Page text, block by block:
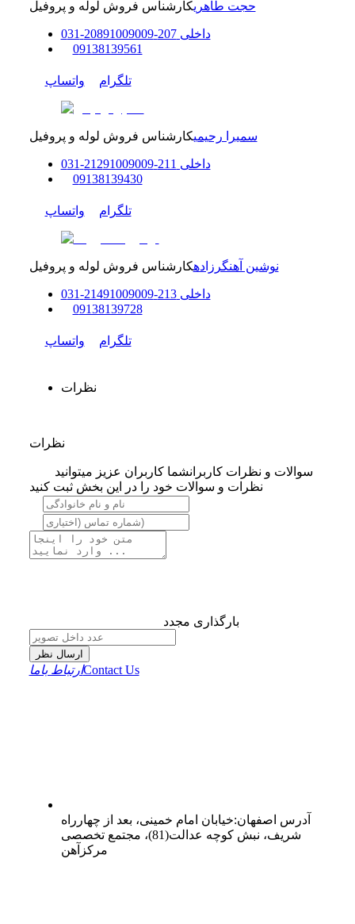
حجت طاهریکارشناس فروش لوله و پروفیل
داخلی207-208
91009009
-
031
09138139561
تلگرام واتساپ
سمیرا رحیمیکارشناس فروش لوله و پروفیل
داخلی 211-212
91009009
-
031
09138139430
تلگرام واتساپ
نوشین آهنگرزادهکارشناس فروش لوله و پروفیل
داخلی213-214
91009009
-
031
09138139728
تلگرام واتساپ
نظرات
نظرات
سوالات و نظرات کاربرانشما کاربران عزیز میتوانید
نظرات و سوالات خود را در این بخش ثبت کنید
بارگذاری مجدد
ارسال نظر
ارتباط باماContact Us
آدرس اصفهان:خیابان امام خمینی، بعد از چهارراه
شریف، نبش کوچه عدالت(81)، مجتمع تخصصی
مرکزآهن